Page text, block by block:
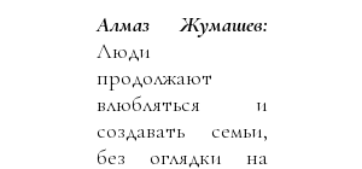
Алмаз Жумашев:
Люди
продолжают
влюбляться и
создавать семьи,
без оглядки на